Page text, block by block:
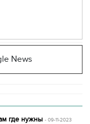
News
где нужны - 09-11-2023